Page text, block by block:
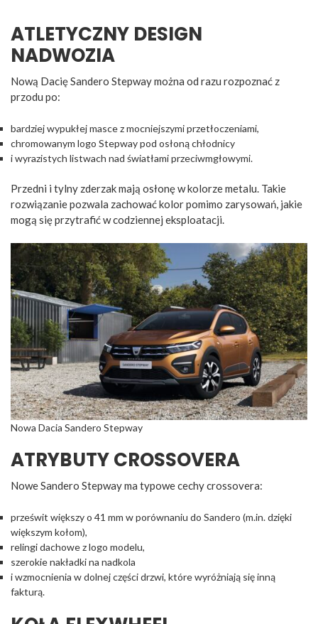
ATLETYCZNY DESIGN
NADWOZIA
Nową Dacię Sandero Stepway można od razu rozpoznać z
przodu po:
bardziej wypukłej masce z mocniejszymi przetłoczeniami,
chromowanym logo Stepway pod osłoną chłodnicy
i wyrazistych listwach nad światłami przeciwmgłowymi.
Przedni i tylny zderzak mają osłonę w kolorze metalu. Takie
rozwiązanie pozwala zachować kolor pomimo zarysowań, jakie
mogą się przytrafić w codziennej eksploatacji.
Nowa Dacia Sandero Stepway
ATRYBUTY CROSSOVERA
Nowe Sandero Stepway ma typowe cechy crossovera:
prześwit większy o 41 mm w porównaniu do Sandero (m.in. dzięki
większym kołom),
relingi dachowe z logo modelu,
szerokie nakładki na nadkola
i wzmocnienia w dolnej części drzwi, które wyróżniają się inną
fakturą.